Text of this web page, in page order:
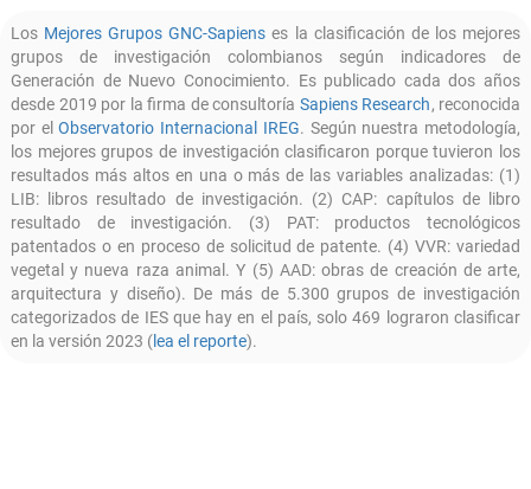
Los Mejores Grupos GNC-Sapiens es la clasificación de los mejores
grupos de investigación colombianos según indicadores de
Generación de Nuevo Conocimiento. Es publicado cada dos años
desde 2019 por la firma de consultoría Sapiens Research, reconocida
por elObservatorio Internacional IREG. Según nuestra metodología,
los mejores grupos de investigación clasificaron porque tuvieron los
resultados más altos en una o más de las variables analizadas: (1)
LIB: libros resultado de investigación. (2) CAP: capítulos de libro
resultado de investigación. (3) PAT: productos tecnológicos
patentados o en proceso de solicitud de patente. (4) VVR: variedad
vegetal y nueva raza animal. Y (5) AAD: obras de creación de arte,
arquitectura y diseño). De más de 5.300 grupos de investigación
categorizados de IES que hay en el país, solo 469 lograron clasificar
en la versión 2023 (lea el reporte).